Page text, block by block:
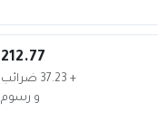
212.77
+ 37.23 ضرائب
و رسوم